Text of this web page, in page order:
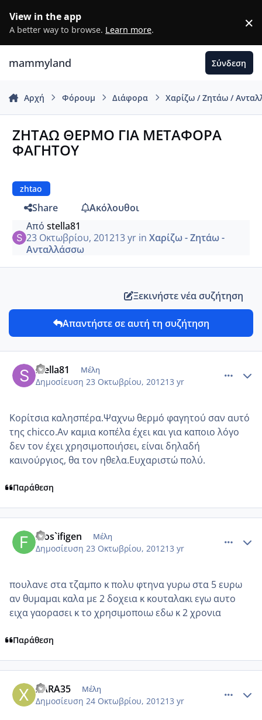
View in the app
A better way to browse. Learn more. ×
mammyland Σύνδεση
Αρχή Φόρουμ Διάφορα Χαρίζω / Ζητάω /
ΖΗΤΑΩ ΘΕΡΜΟ ΓΙΑ ΜΕΤΑΦΟΡΑ
ΦΑΓΗΤΟΥ
zhtao
Share
Ακόλουθοι
Από stella81
23 Οκτωβρίου, 201213 yrin Χαρίζω - Ζητάω -
Ανταλλάσσω
Ξεκινήστε νέα συζήτηση
Απαντήστε σε αυτή τη συζήτηση
stella81 Μέλη
Δημοσίευση 23 Οκτωβρίου, 201213 yr
Κορίτσια καλησπέρα.Ψαχνω θερμό φαγητού σαν αυτό
της chicco.Aν καμια κοπέλα έχει και για καποιο λόγο
δεν τον έχει χρησιμοποιήσει, είναι δηλαδή
καινούργιος, θα τον ηθελα.Ευχαριστώ πολύ.
Παράθεση
filos`ifigen Μέλη
Δημοσίευση 23 Οκτωβρίου, 201213 yr
πουλανε στα τζαμπο κ πολυ φτηνα γυρω στα 5 ευρω
αν θυμαμαι καλα με 2 δοχεια κ κουταλακι εγω αυτο
ειχα γαορασει κ το χρησιμοποιω εδω κ 2 χρονια
Παράθεση
XARA35 Μέλη
Δημοσίευση 24 Οκτωβρίου, 201213 yr